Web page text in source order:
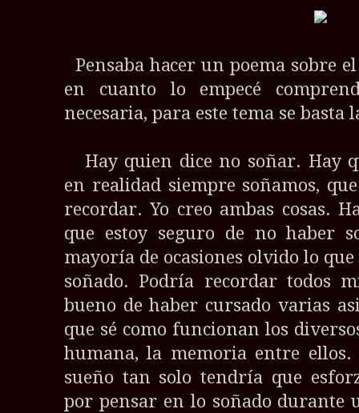
Pensaba hacer un poema sobre
en cuanto lo empecé
necesaria, para este tema se basta
Hay quien dice no soñar. Hay
en realidad siempre soñamos,
recordar. Yo creo ambas cosas.
que estoy seguro de no haber
mayoría de ocasiones olvido lo
soñado. Podría recordar todos
bueno de haber cursado varias
que sé como funcionan los
humana, la memoria entre
sueño tan solo tendría que
por pensar en lo soñado durante